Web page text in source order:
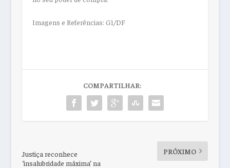
Imagens e Referências: G1/DF
COMPARTILHAR:
Justiça reconhece
‘insalubridade máxima’ na
PRÓXIMO